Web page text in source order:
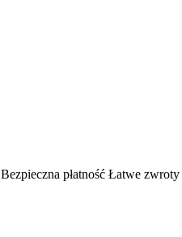
Bezpieczna płatność Łatwe zwroty